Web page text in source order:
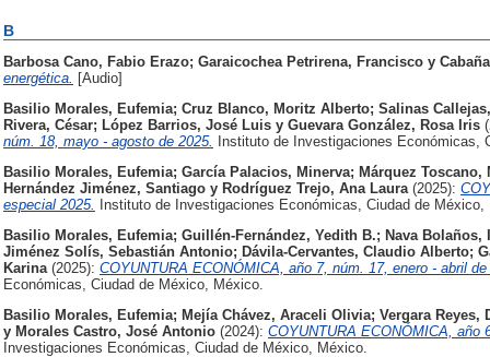
B
Barbosa Cano, Fabio Erazo; Garaicochea Petrirena, Francisco y
energética. [Audio]
Basilio Morales, Eufemia; Cruz Blanco, Moritz Alberto; Salinas
Rivera, César; López Barrios, José Luis y Guevara González, Rosa Iris
núm. 18, mayo - agosto de 2025.
Instituto de Investigaciones Económicas,
Basilio Morales, Eufemia; García Palacios, Minerva; Márquez Toscano,
Hernández Jiménez, Santiago y Rodríguez Trejo, Ana Laura (2025):
especial 2025.
Instituto de Investigaciones Económicas, Ciudad de México,
Basilio Morales, Eufemia; Guillén-Fernández, Yedith B.; Nava Bolaños,
Jiménez Solís, Sebastián Antonio; Dávila-Cervantes, Claudio Alberto;
Karina (2025): COYUNTURA ECONÓMICA, año 7, núm. 17, enero - abril de
Económicas, Ciudad de México, México.
Basilio Morales, Eufemia; Mejía Chávez, Araceli Olivia; Vergara Reyes,
y Morales Castro, José Antonio (2024): COYUNTURA ECONÓMICA, año
Investigaciones Económicas, Ciudad de México, México.